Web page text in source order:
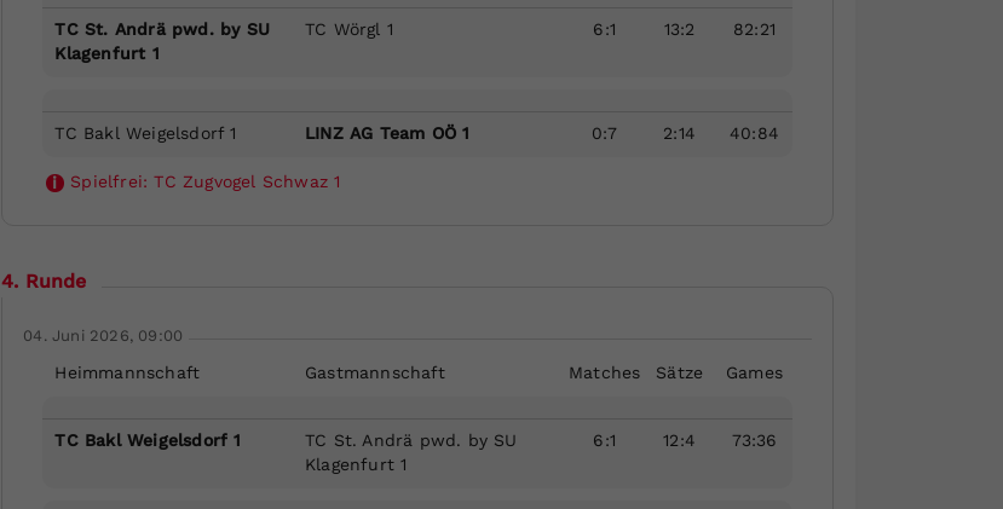
TC St. Andrä pwd. by SU
Klagenfurt 1
TC Wörgl 1 6:1 13:2 82:21
TC Bakl Weigelsdorf 1 LINZ AG Team OÖ 1 0:7 2:14 40:84
i Spielfrei:TC Zugvogel Schwaz 1
4. Runde
04. Juni 2026, 09:00
Heimmannschaft Gastmannschaft Matches Sätze Games
TC Bakl Weigelsdorf 1
TC St. Andrä pwd. by SU
Klagenfurt 1
6:1 12:4 73:36